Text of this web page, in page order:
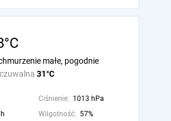
31°C
małe, pogodnie
Ciśnienie: 1013 hPa
Wilgotność: 57%